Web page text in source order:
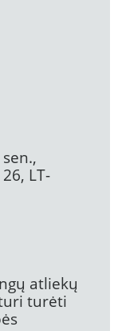
LT-
atliekų
turėti